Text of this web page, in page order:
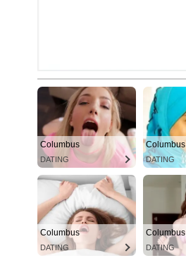
Columbus
DATING
Columbus
DATING
Columbus
DATING
Columbus
DATING